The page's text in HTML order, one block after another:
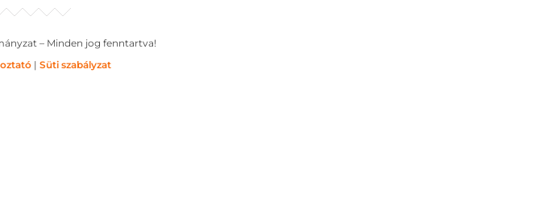
– Minden jog fenntartva!
| Süti szabályzat